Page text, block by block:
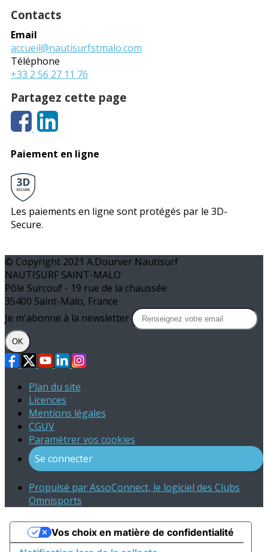
Contacts
Email
accueil@nautisurfstmalo.com
Téléphone
+33 2 56 27 11 76
Partagez cette page
Paiement en ligne
Les paiements en ligne sont protégés par le 3D-
Secure.
© Copyright 2021 A.Dourver Nautisurf
NAUTISURF SAINT-MALO
Pôle Surcouf - 19 rue de la chaussée
35400 Saint-Malo, France
Je m'abonne à la newsletter
OK
Plan du site
Licences
Mentions légales
CGUV
Paramétrer vos cookies
Se connecter
Propulsé par AssoConnect, le logiciel des Clubs
Omnisports
Vos choix en matière de confidentialité